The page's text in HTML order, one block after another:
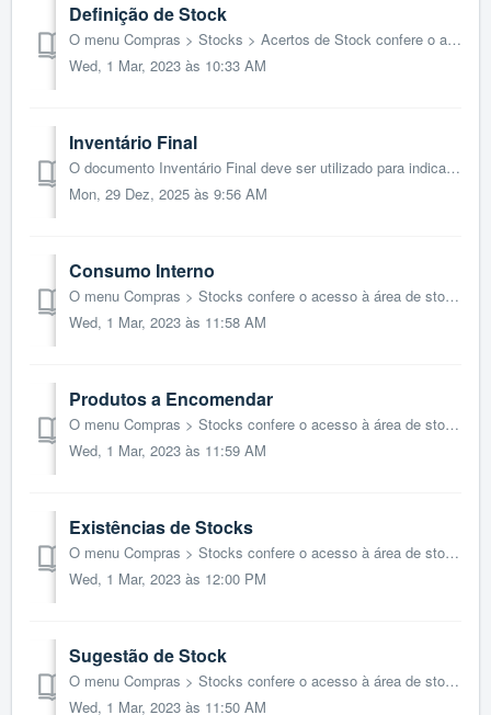
Definição de Stock
O menu Compras > Stocks > Acertos de Stock confere o acesso à criação dos documentos de Regularização de Stock, Acerto de Quantidade e Definição de St...
Wed, 1 Mar, 2023 às 10:33 AM
Inventário Final
O documento Inventário Final deve ser utilizado para indicar as quantidades de stock existentes à data final do ano respetivo, por isso, só pode ser gerado ...
Mon, 29 Dez, 2025 às 9:56 AM
Consumo Interno
O menu Compras > Stocks confere o acesso à área de stocks e inventário, ao controlo e gestão de todos os movimentos de stocks gerados pelos documentos de...
Wed, 1 Mar, 2023 às 11:58 AM
Produtos a Encomendar
O menu Compras > Stocks confere o acesso à área de stocks e inventário, ao controlo e gestão de todos os movimentos de stocks gerados pelos documentos de...
Wed, 1 Mar, 2023 às 11:59 AM
Existências de Stocks
O menu Compras > Stocks confere o acesso à área de stocks e inventário, ao controlo e gestão de todos os movimentos de stocks gerados pelos documentos de...
Wed, 1 Mar, 2023 às 12:00 PM
Sugestão de Stock
O menu Compras > Stocks confere o acesso à área de stocks e inventário, ao controlo e gestão de todos os movimentos de stocks gerados pelos documentos de...
Wed, 1 Mar, 2023 às 11:50 AM